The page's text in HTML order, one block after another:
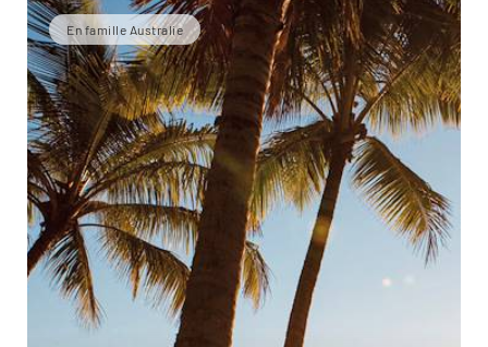
En famille Australie